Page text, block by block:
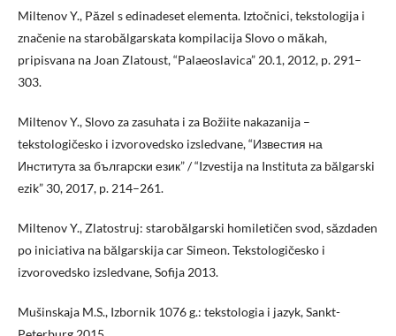
Miltenov Y., Păzel s edinadeset elementa. Iztočnici, tekstologija i
značenie na starobălgarskata kompilacija Slovo o măkah,
pripisvana na Joan Zlatoust, “Palaeoslavica” 20.1, 2012, p. 291–
303.
Miltenov Y., Slovo za zasuhata i za Božiite nakazanija –
tekstologičesko i izvorovedsko izsledvane, “Известия на
Института за български език” / “Izvestija na Instituta za bălgarski
ezik” 30, 2017, p. 214–261.
Miltenov Y., Zlatostruj: starobălgarski homiletičen svod, săzdaden
po iniciativa na bălgarskija car Simeon. Tekstologičesko i
izvorovedsko izsledvane, Sofija 2013.
Mušinskaja M.S., Izbornik 1076 g.: tekstologia i jazyk, Sankt-